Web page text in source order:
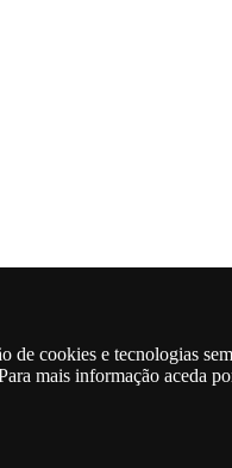
cookies e tecnologias
mais informação aceda